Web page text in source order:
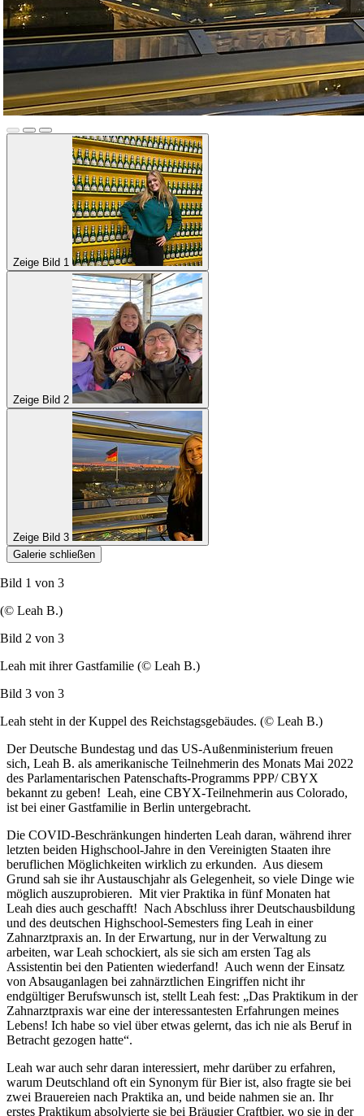
Zeige Bild 1
Zeige Bild 2
Zeige Bild 3
Galerie schließen
Bild 1 von 3
(© Leah B.)
Bild 2 von 3
Leah mit ihrer Gastfamilie (© Leah B.)
Bild 3 von 3
Leah steht in der Kuppel des Reichstagsgebäudes. (© Leah B.)
Der Deutsche Bundestag und das US-Außenministerium freuen
sich, Leah B. als amerikanische Teilnehmerin des Monats Mai 2022
des Parlamentarischen Patenschafts-Programms PPP/CBYX
bekannt zu geben! Leah, eine CBYX-Teilnehmerin aus Colorado,
ist bei einer Gastfamilie in Berlin untergebracht.
Die COVID-Beschränkungen hinderten Leah daran, während ihrer
letzten beiden Highschool-Jahre in den Vereinigten Staaten ihre
beruflichen Möglichkeiten wirklich zu erkunden. Aus diesem
Grund sah sie ihr Austauschjahr als Gelegenheit, so viele Dinge wie
möglich auszuprobieren. Mit vier Praktika in fünf Monaten hat
Leah dies auch geschafft! Nach Abschluss ihrer Deutschausbildung
und des deutschen Highschool-Semesters fing Leah in einer
Zahnarztpraxis an. In der Erwartung, nur in der Verwaltung zu
arbeiten, war Leah schockiert, als sie sich am ersten Tag als
Assistentin bei den Patienten wiederfand! Auch wenn der Einsatz
von Absauganlagen bei zahnärztlichen Eingriffen nicht ihr
endgültiger Berufswunsch ist, stellt Leah fest: „Das Praktikum in der
Zahnarztpraxis war eine der interessantesten Erfahrungen meines
Lebens! Ich habe so viel über etwas gelernt, das ich nie als Beruf in
Betracht gezogen hatte“.
Leah war auch sehr daran interessiert, mehr darüber zu erfahren,
warum Deutschland oft ein Synonym für Bier ist, also fragte sie bei
zwei Brauereien nach Praktika an, und beide nahmen sie an. Ihr
erstes Praktikum absolvierte sie bei Bräugier Craftbier, wo sie in der